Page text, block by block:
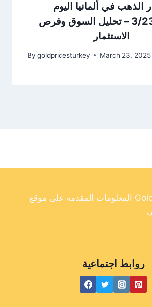
الذهب في ألمانيا اليوم
3/23/2025 – تحليل السوق وفرص
الاستثمار
By goldpricesturkey March 23, 2025
المعلومات المقدمة على موقع Goldpricesturkey.com مخصصة لأغراض إعلامية فقط ولا ينبغي اعتبارها نصيحة مالية. وفي حين أننا نسعى جاهدين لتوفير معلومات دقيقة وحديثة
روابط اجتماعية